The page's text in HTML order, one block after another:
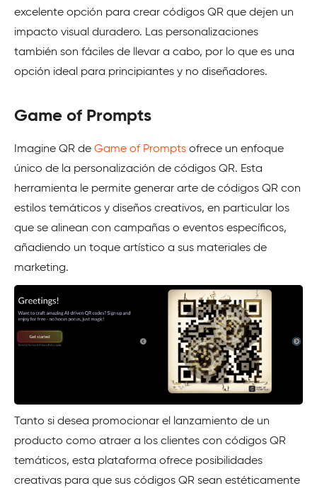
excelente opción para crear códigos QR que dejen un
impacto visual duradero. Las personalizaciones
también son fáciles de llevar a cabo, por lo que es una
opción ideal para principiantes y no diseñadores.
Game of Prompts
Imagine QR de Game of Prompts ofrece un enfoque
único de la personalización de códigos QR. Esta
herramienta le permite generar arte de códigos QR con
estilos temáticos y diseños creativos, en particular los
que se alinean con campañas o eventos específicos,
añadiendo un toque artístico a sus materiales de
marketing.
Tanto si desea promocionar el lanzamiento de un
producto como atraer a los clientes con códigos QR
temáticos, esta plataforma ofrece posibilidades
creativas para que sus códigos QR sean estéticamente